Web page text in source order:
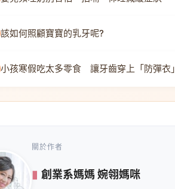
該如何照顧寶寶的乳牙呢?
小孩寒假吃太多零食 讓牙齒穿上「防彈衣」
關於作者
創業系媽媽 婉翎媽咪